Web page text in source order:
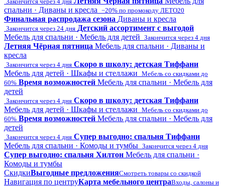
спальни · Диваны и кресла −20% по промокоду ЛЕТО20
Финальная распродажа сезона Диваны и кресла
Закончится через 24 дня Детский ассортимент с выгодой
Мебель для спальни · Мебель для детей Закончится через 4 дня
Летняя Чёрная пятница Мебель для спальни · Диваны и
кресла
Закончится через 4 дня Скоро в школу: детская Тиффани
Мебель для детей · Шкафы и стеллажи Мебель со скидками до
60% Время возможностей Мебель для спальни · Мебель для
детей
Закончится через 4 дня Скоро в школу: детская Тиффани
Мебель для детей · Шкафы и стеллажи Мебель со скидками до
60% Время возможностей Мебель для спальни · Мебель для
детей
Закончится через 4 дня Супер выгодно: спальня Тиффани
Мебель для спальни · Комоды и тумбы Закончится через 4 дня
Супер выгодно: спальня Хилтон Мебель для спальни ·
Комоды и тумбы
СкидкиВыгодные предложенияСмотреть товары со скидкой
Навигация по центруКарта мебельного центраВходы, салоны и